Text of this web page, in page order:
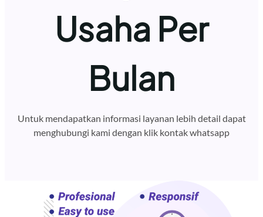
Usaha Per
Bulan
Untuk mendapatkan informasi layanan lebih detail dapat
menghubungi kami dengan klik kontak whatsapp